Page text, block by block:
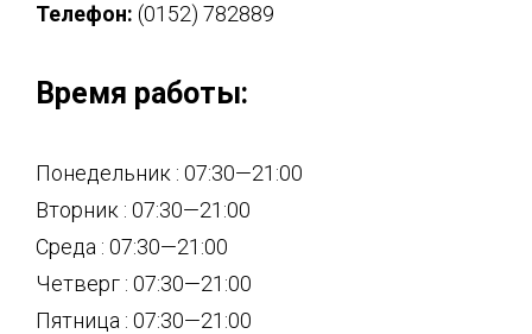
Телефон: (0152) 782889
Время работы:
Понедельник : 07:30—21:00
Вторник : 07:30—21:00
Среда : 07:30—21:00
Четверг : 07:30—21:00
Пятница : 07:30—21:00